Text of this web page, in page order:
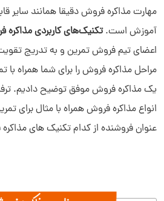
مهارت مذاکره فروش دقیقا همانند سایر
آموزش است.تکنیک‌های کاربردی مذاکره
اعضای تیم فروش تمرین و به تدریج
مراحل مذاکره فروش را برای شما همراه با
یک مذاکره فروش موفق توضیح دادیم.
انواع مذاکره فروش همراه با مثال برای
عنوان فروشنده از کدام تکنیک های